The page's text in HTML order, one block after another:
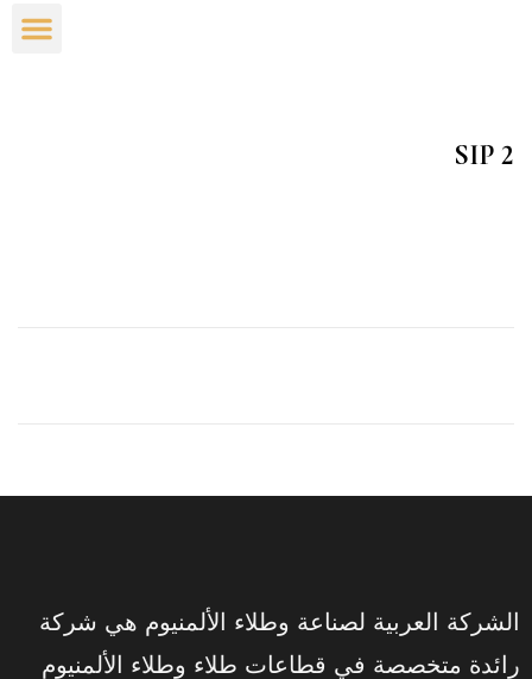
SIP 2
الشركة العربية لصناعة وطلاء الألمنيوم هي شركة
رائدة متخصصة في قطاعات طلاء وطلاء الألمنيوم